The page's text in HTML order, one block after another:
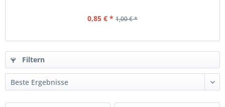
0,85 € * 1,00 € *
Filtern